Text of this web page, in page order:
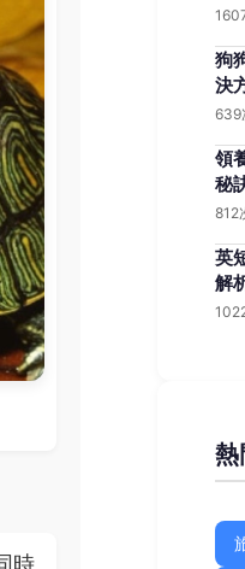
狗
決
639
領
秘
812
英
解
熱